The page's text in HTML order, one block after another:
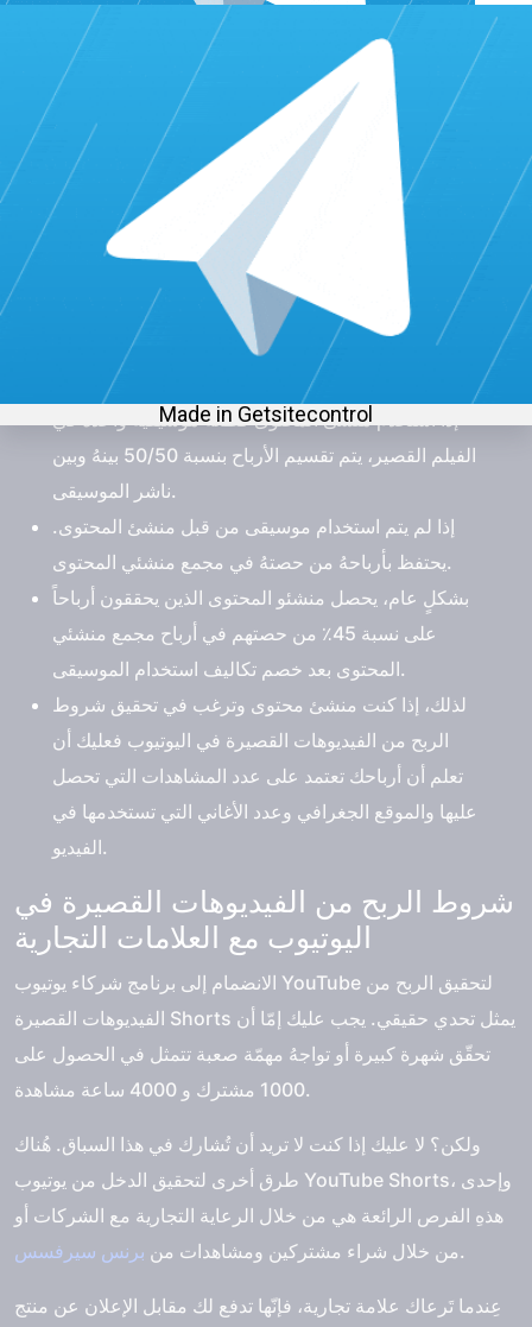
يتم تحويل جزء من إجمالي الربح من الفيديوهات القصيرة
في اليوتيوب Shorts إلى مجمع منشئي المحتوى، ويتم
حساب هذا الجزء استناداً إلى عدد المشاهدات واستخدام
الموسيقى في جميع فيديوهات Shorts.
يتم دفع يوتيوب YouTube لناشري الموسيقى استناداً
إلى عدد مرات استخدام موسيقاهم في فيديوهات
Shorts.
على سبيل المثال، إذا استخدم منشئ المحتوى اثنين من
الأغاني في الفيلم القصير. فإنّ 66٪ من الأرباح ستذهب
إلى ناشري الموسيقى بينما يحصل منشئ المحتوى على
إذا استخدم منشئ المحتوى قطعة موسيقية واحدة في
الفيلم القصير، يتم تقسيم الأرباح بنسبة 50/50 بينهُ وبين
ناشر الموسيقى.
إذا لم يتم استخدام موسيقى من قبل منشئ المحتوى.
يحتفظ بأرباحهُ من حصتهُ في مجمع منشئي المحتوى.
بشكلٍ عام، يحصل منشئو المحتوى الذين يحققون أرباحاً
على نسبة 45٪ من حصتهم في أرباح مجمع منشئي
المحتوى بعد خصم تكاليف استخدام الموسيقى.
لذلك، إذا كنت منشئ محتوى وترغب في تحقيق شروط
الربح من الفيديوهات القصيرة في اليوتيوب فعليك أن
تعلم أن أرباحك تعتمد على عدد المشاهدات التي تحصل
عليها والموقع الجغرافي وعدد الأغاني التي تستخدمها في
الفيديو.
شروط الربح من الفيديوهات القصيرة في
اليوتيوب مع العلامات التجارية
الانضمام إلى برنامج شركاء يوتيوب YouTube لتحقيق الربح من
الفيديوهات القصيرة Shorts يمثل تحدي حقيقي. يجب عليك إمّا أن
تحقّق شهرة كبيرة أو تواجهُ مهمّة صعبة تتمثل في الحصول على
1000 مشترك و 4000 ساعة مشاهدة.
ولكن؟ لا عليك إذا كنت لا تريد أن تُشارك في هذا السباق. هُناك
طرق أخرى لتحقيق الدخل من يوتيوب YouTube Shorts، وإحدى
هذهِ الفرص الرائعة هي من خلال الرعاية التجارية مع الشركات أو
من خلال شراء مشتركين ومشاهدات من برنس سيرفسس .
عِندما تَرعاك علامة تجارية، فإنّها تدفع لك مقابل الإعلان عن منتج